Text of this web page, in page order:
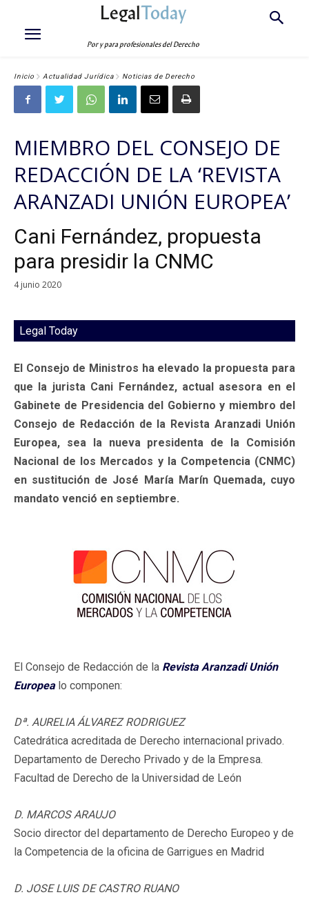
LegalToday
Por y para profesionales del Derecho
Inicio Actualidad Jurídica Noticias de Derecho
MIEMBRO DEL CONSEJO DE
REDACCIÓN DE LA ‘REVISTA
ARANZADI UNIÓN EUROPEA’
Cani Fernández, propuesta
para presidir la CNMC
4 junio 2020
Legal Today
El Consejo de Ministros ha elevado la propuesta para
que la jurista Cani Fernández, actual asesora en el
Gabinete de Presidencia del Gobierno y miembro del
Consejo de Redacción de la Revista Aranzadi Unión
Europea, sea la nueva presidenta de la Comisión
Nacional de los Mercados y la Competencia (CNMC)
en sustitución de José María Marín Quemada, cuyo
mandato venció en septiembre.
El Consejo de Redacción de la Revista Aranzadi Unión
Europealo componen:
Dª. AURELIA ÁLVAREZ RODRIGUEZ
Catedrática acreditada de Derecho internacional privado.
Departamento de Derecho Privado y de la Empresa.
Facultad de Derecho de la Universidad de León
D. MARCOS ARAUJO
Socio director del departamento de Derecho Europeo y de
la Competencia de la oficina de Garrigues en Madrid
D. JOSE LUIS DE CASTRO RUANO